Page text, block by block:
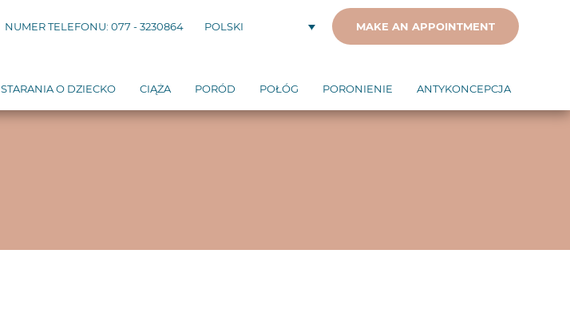
NUMER TELEFONU: 077 - 3230864 POLSKI MAKE AN APPOINTMENT
STARANIA O DZIECKO CIĄŻA PORÓD POŁÓG PORONIENIE ANTYKONCEPCJA